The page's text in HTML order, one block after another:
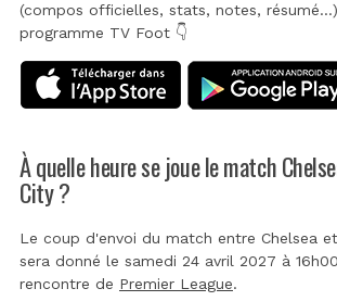
(compos officielles, stats, notes,
programme TV Foot 👇
À quelle heure se joue le match
City ?
Le coup d'envoi du match entre Chelsea
sera donné le samedi 24 avril 2027 à
rencontre de Premier League.